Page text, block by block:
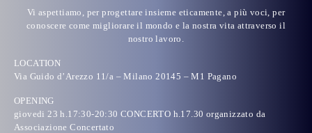
Vi aspettiamo, per progettare insieme eticamente, a più voci, per
conoscere come migliorare il mondo e la nostra vita attraverso il
nostro lavoro.
LOCATION
Via Guido d’Arezzo 11/a – Milano 20145 – M1 Pagano
OPENING
giovedi 23 h.17:30-20:30 CONCERTO h.17.30 organizzato da
Associazione Concertato